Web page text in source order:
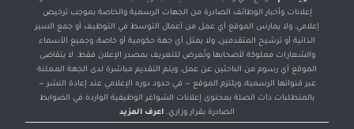
إعلانات وأخبار الوظائف الصادرة من الجهات الرسمية والخاصة بموجب ترخيص
إعلامي، ولا يمارس الموقع أي عمل من أعمال التوسط في التوظيف أو جمع السير
الذاتية أو ترشيح المتقدمين، ولا يمثل أي جهة حكومية أو خاصة، وجميع الأسماء
والشعارات مملوكة لأصحابها وتُعرض للتعريف بمصدر الإعلان فقط. لا يتقاضى
الموقع أي رسوم من الباحثين عن عمل، ويتم التقديم مباشرة لدى الجهة المعلنة
عبر قنواتها الرسمية، ويلتزم الموقع — في حدود دوره الإعلامي عند إعادة النشر —
بالمتطلبات ذات الصلة بمحتوى إعلانات الشواغر الوظيفية الواردة في الضوابط
الصادرة بقرار وزاري. اعرف المزيد